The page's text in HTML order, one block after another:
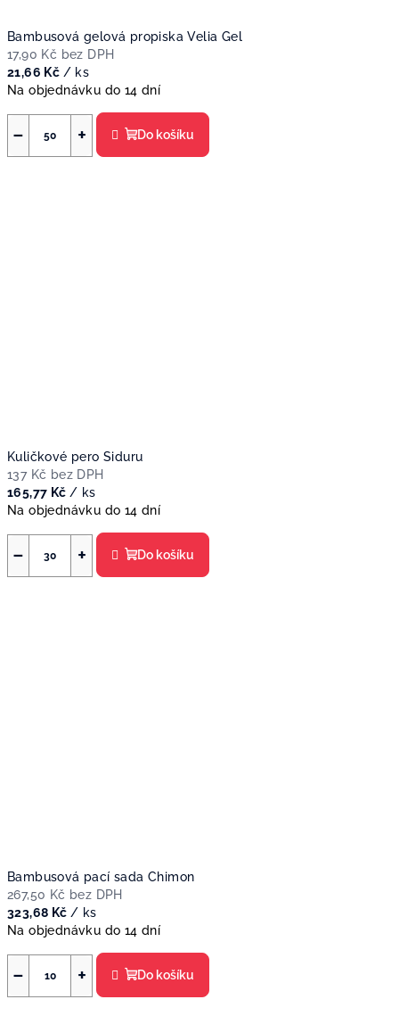
Bambusová gelová propiska Velia Gel
17,90 Kč bez DPH
21,66 Kč / ks
Na objednávku do 14 dní
+
− Do košíku
Kuličkové pero Siduru
137 Kč bez DPH
165,77 Kč / ks
Na objednávku do 14 dní
+
− Do košíku
Bambusová pací sada Chimon
267,50 Kč bez DPH
323,68 Kč / ks
Na objednávku do 14 dní
+
− Do košíku